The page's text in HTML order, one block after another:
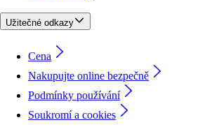
Užitečné odkazy
Cena
Nakupujte online bezpečně
Podmínky používání
Soukromí a cookies